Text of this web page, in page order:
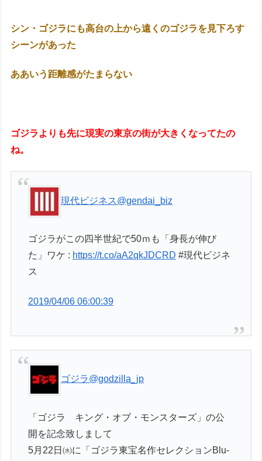
シン・ゴジラにも高台の上から遠くのゴジラを見下ろす
シーンがあった
ああいう距離感がたまらない
ゴジラよりも先に現実の東京の街が大きくなってたの
ね。
現代ビジネス@gendai_biz
ゴジラがこの四半世紀で50ｍも「身長が伸び
た」ワケ : https://t.co/aA2qkJDCRD #現代ビジネ
ス
2019/04/06 06:00:39
ゴジラ@godzilla_jp
「ゴジラ キング・オブ・モンスターズ」の公
開を記念致しまして
5月22日㈬に「ゴジラ東宝名作セレクションBlu-